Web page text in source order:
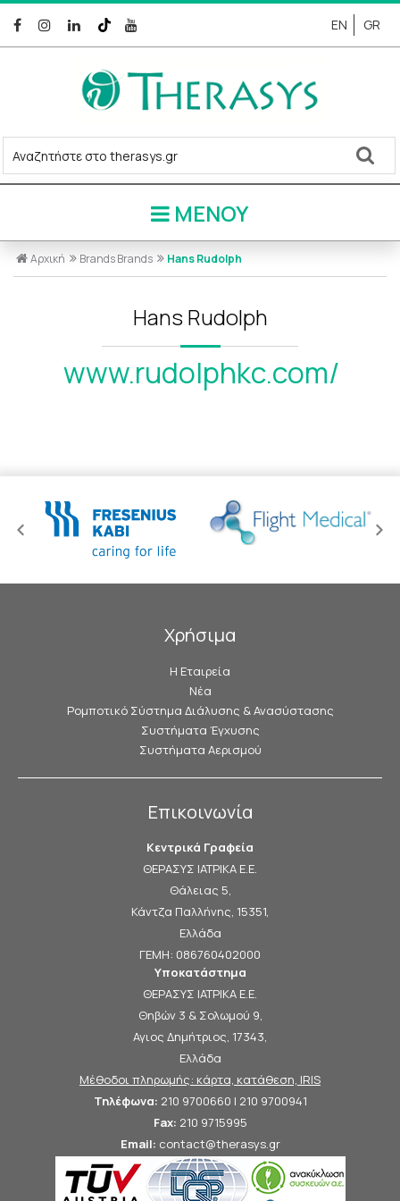
EN GR
ΜΕΝΟΥ
Αρχική BrandsBrands Hans Rudolph
Hans Rudolph
www.rudolphkc.com/
Χρήσιμα
Η Εταιρεία
Νέα
Ρομποτικό Σύστημα Διάλυσης & Ανασύστασης
Συστήματα Έγχυσης
Συστήματα Αερισμού
Επικοινωνία
Κεντρικά Γραφεία
ΘΕΡΑΣΥΣ ΙΑΤΡΙΚΑ Ε.Ε.
Θάλειας 5,
Κάντζα Παλλήνης, 15351,
Ελλάδα
ΓΕΜΗ: 086760402000
Υποκατάστημα
ΘΕΡΑΣΥΣ ΙΑΤΡΙΚΑ Ε.Ε.
Θηβών 3 & Σολωμού 9,
Αγιος Δημήτριος, 17343,
Ελλάδα
Μέθοδοι πληρωμής: κάρτα, κατάθεση, IRIS
Τηλέφωνα: 210 9700660 | 210 9700941
Fax: 210 9715995
Email: contact@therasys.gr